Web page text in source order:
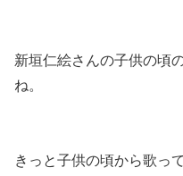
新垣仁絵さんの子供の頃
ね。
きっと子供の頃から歌っ